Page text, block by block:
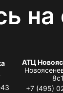
АТЦ
8с1
+7 (495)